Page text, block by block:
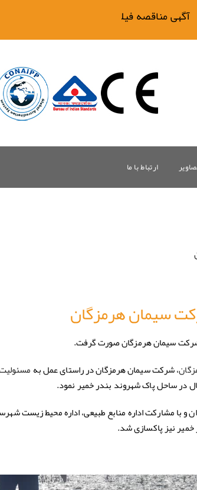
مناقصه فیلتر بیگ وان
ارتباط با ما
سیمان هرمزگان
سیمان هرمزگان صورت گرفت.
، شرکت سیمان هرمزگان در راستای عمل به
در ساحل پاک شهروند بندر خمیر نمود.
و با مشارکت اداره منابع طبیعی، اداره محیط زیست
نیز پاکسازی شد.